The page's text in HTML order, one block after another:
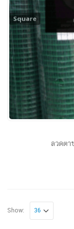
Square
ลวดตา
Show: